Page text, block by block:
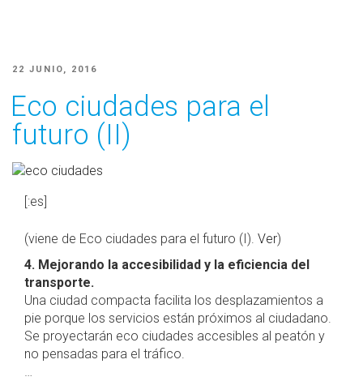
PUBLICADO
22 JUNIO, 2016
Eco ciudades para el
futuro (II)
[:es]
(viene de Eco ciudades para el futuro (I). Ver)
4. Mejorando la accesibilidad y la eficiencia del
transporte.
Una ciudad compacta facilita los desplazamientos a
pie porque los servicios están próximos al ciudadano.
Se proyectarán eco ciudades accesibles al peatón y
no pensadas para el tráfico.
…